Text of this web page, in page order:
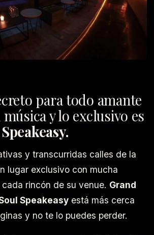
para todo amante
música y lo exclusivo es
y transcurridas calles de la
lugar exclusivo con mucha
rincón de su venue. Grand
Speakeasy está más cerca
y no te lo puedes perder.